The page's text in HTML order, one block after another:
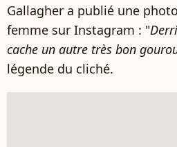
Gallagher a publié une
femme sur Instagram : "
cache un autre très bon
légende du cliché.